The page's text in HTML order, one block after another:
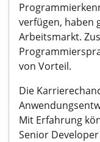
verfügen, haben
Arbeitsmarkt.
von Vorteil.
Die
Mit Erfahrung
Senior